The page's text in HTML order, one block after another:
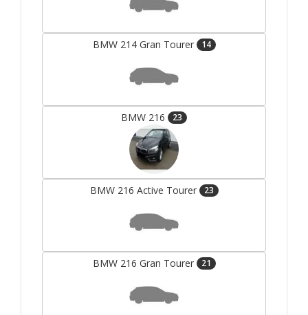
BMW 214 Gran Tourer 14
BMW 216 23
BMW 216 Active Tourer 23
BMW 216 Gran Tourer 21